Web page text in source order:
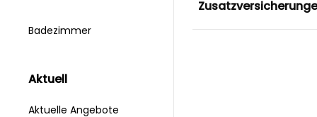
Badezimmer
aktuell
Aktuelle Angebote